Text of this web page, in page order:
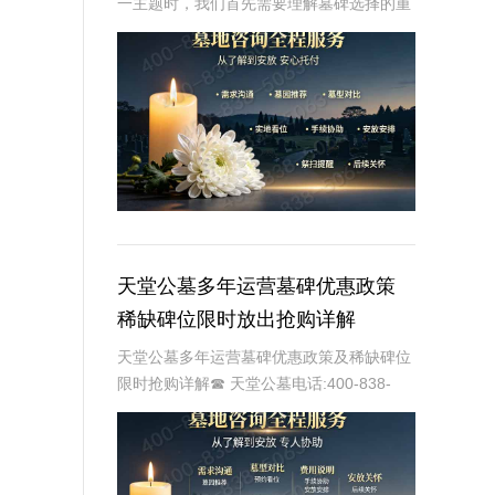
要性及其对逝者与生者的影响。墓碑不仅是
对逝者的纪念，也是对生者情感的寄托。因
此，选择一款既符合预算又具有纪念意义的
墓碑显得尤
天堂公墓多年运营墓碑优惠政策
稀缺碑位限时放出抢购详解
天堂公墓多年运营墓碑优惠政策及稀缺碑位
限时抢购详解☎ 天堂公墓电话:400-838-
5063天堂公墓，作为一家历史悠久的公墓，
多年来一直致力于为家属提供最优质、最便
捷的墓碑选择服务。随着社会的发展和